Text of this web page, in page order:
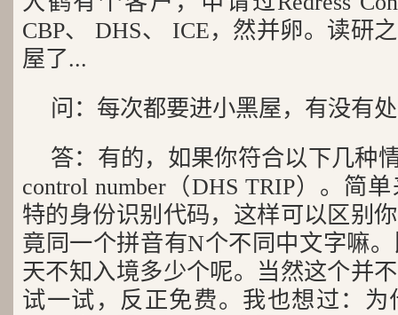
CBP、 DHS、 ICE，然并卵。读研
屋了...
问：每次都要进小黑屋，有没有
答：有的，如果你符合以下几种
control number（DHS TRIP）。简
特的身份识别代码，这样可以区别
竟同一个拼音有N个不同中文字嘛
天不知入境多少个呢。当然这个并
试一试，反正免费。我也想过：